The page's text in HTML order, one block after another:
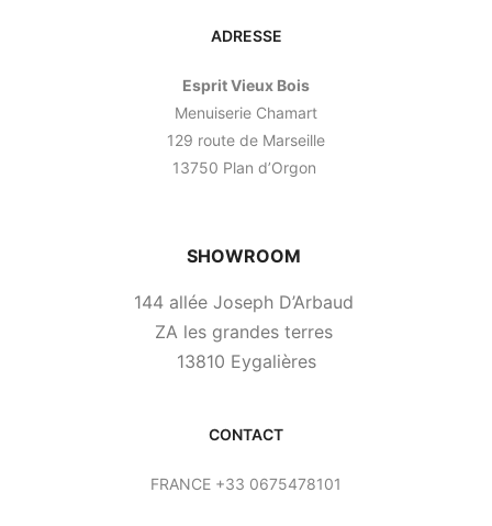
ADRESSE
Esprit Vieux Bois
Menuiserie Chamart
129 route de Marseille
13750 Plan d’Orgon
SHOWROOM
144 allée Joseph D’Arbaud
ZA les grandes terres
13810 Eygalières
CONTACT
FRANCE +33 0675478101